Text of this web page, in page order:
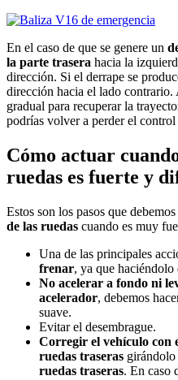
En el caso de que se genere un
la parte trasera hacia la
dirección. Si el derrape se
dirección hacia el lado contrario.
gradual para recuperar la
podrías volver a perder el
Cómo actuar
ruedas es fuerte y
Estos son los pasos que
de las ruedas cuando es muy
Una de las principales
frenar, ya que haciéndolo
No acelerar a fondo ni
acelerador, debemos
suave.
Evitar el desembrague.
Corregir el vehículo con
ruedas traseras girándolo
ruedas traseras. En caso